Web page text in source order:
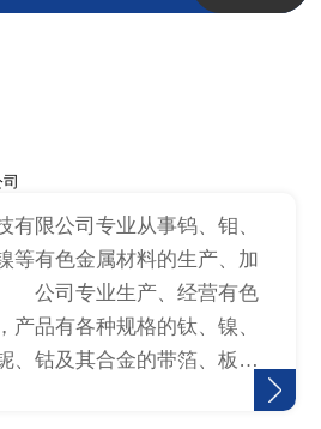
有限公司专业从事钨、钼、
等有色金属材料的生产、加
公司专业生产、经营有色
产品有各种规格的钛、镍、
、钴及其合金的带箔、板、